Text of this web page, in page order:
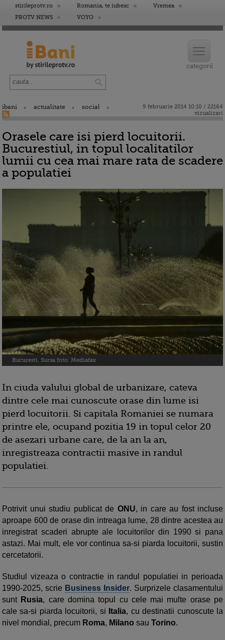
stirileprotv.ro Romania, te iubesc
Vremea
PROTV NEWS
VOYO
ibani actualitate social
9 februarie 2014 10:10 / 22164
vizualizari
Orasele care isi pierd locuitorii.
Bucurestiul, in topul localitatilor
lumii cu cea mai mare rata de scadere
a populatiei
Bucuresti. Sursa foto: Mediafax
In ciuda valului global de urbanizare, cateva
dintre cele mai cunoscute orase din lume isi
pierd locuitorii. Si capitala Romaniei se numara
printre ele, ocupand pozitia 19 in topul celor 20
de asezari urbane care, de la an la an,
inregistreaza contractii masive in randul
populatiei.
Potrivit unui studiu publicat de ONU, in care au fost incluse
aproape 600 de orase din intreaga lume, 28 dintre acestea au
inregistrat scaderi abrupte ale locuitorilor din 1990 si pana
astazi. Mai mult, ele vor continua sa-si piarda locuitorii, sustin
cercetatorii.
Studiul vizeaza o contractie in randul populatiei in perioada
1990-2025, scrie Business Insider. Surprizele clasamentului
sunt Rusia, care domina topul cu cele mai multe orase pe
cale sa-si piarda locuitorii, si Italia, cu destinatii cunoscute la
nivel mondial, precum Roma, Milano sau Torino.